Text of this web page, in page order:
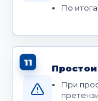
По
11
При